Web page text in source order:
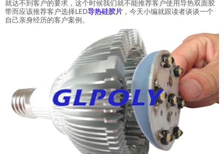
就达不到客户的要求，这个时候我们就不能推荐客户使用导热双面胶
带而应该推荐客户选择LED导热硅胶片 ，今天小编就跟读者谈谈一个
自己亲身经历的客户案例。